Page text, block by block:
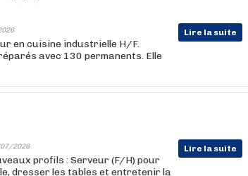
Lire la suite
en cuisine industrielle H/F.
avec 130 permanents. Elle
2026 Lire la suite
profils : Serveur (F/H) pour
dresser les tables et entretenir la